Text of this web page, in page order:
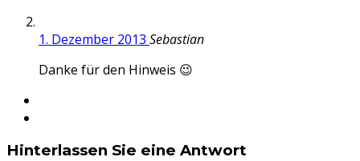
1. Dezember 2013 Sebastian
Danke für den Hinweis 😉
Hinterlassen Sie eine Antwort